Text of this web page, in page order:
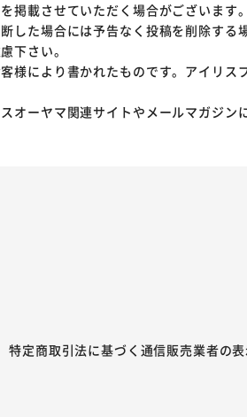
掲載させていただく場合がございます。
した場合には予告なく投稿を削除する
下さい。
様により書かれたものです。アイリ
オーヤマ関連サイトやメールマガジ
特定商取引法に基づく通信販売業者の